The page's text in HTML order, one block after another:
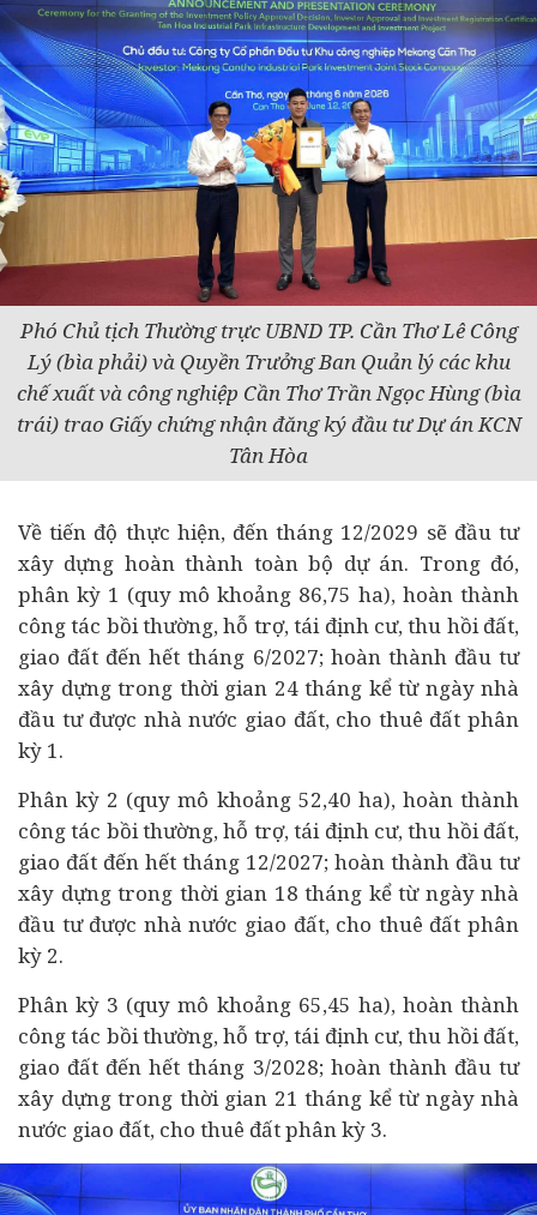
Phó Chủ tịch Thường trực UBND TP. Cần Thơ Lê Công
Lý (bìa phải) và Quyền Trưởng Ban Quản lý các khu
chế xuất và công nghiệp Cần Thơ Trần Ngọc Hùng (bìa
trái) trao Giấy chứng nhận đăng ký đầu tư Dự án KCN
Tân Hòa
Về tiến độ thực hiện, đến tháng 12/2029 sẽ đầu tư
xây dựng hoàn thành toàn bộ dự án. Trong đó,
phân kỳ 1 (quy mô khoảng 86,75 ha), hoàn thành
công tác bồi thường, hỗ trợ, tái định cư, thu hồi đất,
giao đất đến hết tháng 6/2027; hoàn thành đầu tư
xây dựng trong thời gian 24 tháng kể từ ngày nhà
đầu tư được nhà nước giao đất, cho thuê đất phân
kỳ 1.
Phân kỳ 2 (quy mô khoảng 52,40 ha), hoàn thành
công tác bồi thường, hỗ trợ, tái định cư, thu hồi đất,
giao đất đến hết tháng 12/2027; hoàn thành đầu tư
xây dựng trong thời gian 18 tháng kể từ ngày nhà
đầu tư được nhà nước giao đất, cho thuê đất phân
kỳ 2.
Phân kỳ 3 (quy mô khoảng 65,45 ha), hoàn thành
công tác bồi thường, hỗ trợ, tái định cư, thu hồi đất,
giao đất đến hết tháng 3/2028; hoàn thành đầu tư
xây dựng trong thời gian 21 tháng kể từ ngày nhà
nước giao đất, cho thuê đất phân kỳ 3.